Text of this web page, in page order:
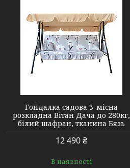
Гойдалка садова 3-місна
розкладна Вітан Дача до 280кг,
білий шафран, тканина Бязь
12 490 ₴
В наявності